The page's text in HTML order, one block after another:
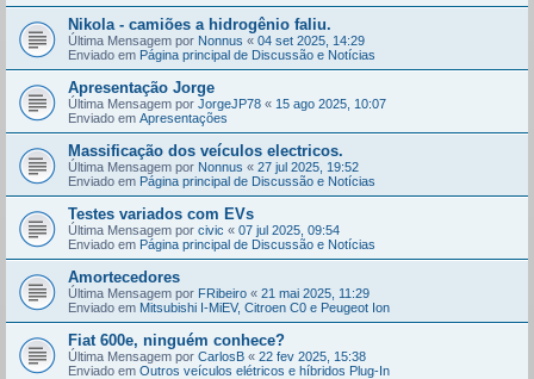
Nikola - camiões a hidrogênio faliu.
Última Mensagem por Nonnus « 04 set 2025, 14:29
Enviado em Página principal de Discussão e Notícias
Apresentação Jorge
Última Mensagem por JorgeJP78 « 15 ago 2025, 10:07
Enviado em Apresentações
Massificação dos veículos electricos.
Última Mensagem por Nonnus « 27 jul 2025, 19:52
Enviado em Página principal de Discussão e Notícias
Testes variados com EVs
Última Mensagem por civic « 07 jul 2025, 09:54
Enviado em Página principal de Discussão e Notícias
Amortecedores
Última Mensagem por FRibeiro « 21 mai 2025, 11:29
Enviado em Mitsubishi I-MiEV, Citroen C0 e Peugeot Ion
Fiat 600e, ninguém conhece?
Última Mensagem por CarlosB « 22 fev 2025, 15:38
Enviado em Outros veículos elétricos e híbridos Plug-In